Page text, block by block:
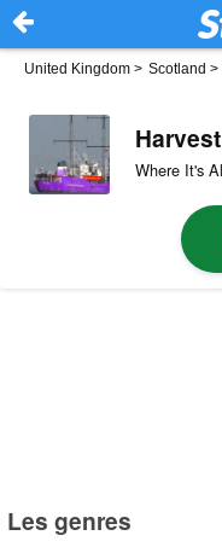
United Kingdom > Scotland >
Where It's
Les genres